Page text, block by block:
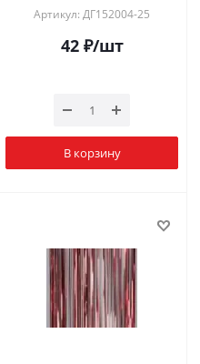
Артикул: ДГ152004-25
42₽/шт
В корзину